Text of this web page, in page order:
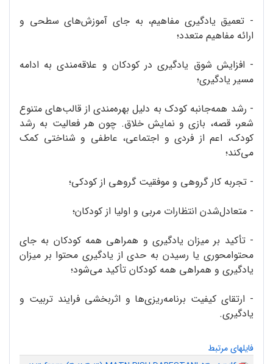
- تعمیق یادگیری مفاهیم، به جای آموزش‌های سطحی و
ارائه مفاهیم متعدد؛
- افزایش شوق یادگیری در کودکان و علاقه‌مندی به ادامه
مسیر یادگیری؛
- رشد همه‌جانبه کودک به دلیل بهره‌مندی از قالب‌های متنوع
شعر، قصه، بازی و نمایش خلاق. چون هر فعالیت‌ به رشد
کودک، اعم از فردی و اجتماعی، عاطفی و‌ شناختی کمک
می‌کند؛
- تجربه کار گروهی و موفقیت گروهی از کودکی؛
- متعادل‌شدن انتظارات مربی و اولیا از کودکان؛
- تأکید بر میزان یادگیری و همراهی همه کودکان به جای
محتوامحوری یا رسیدن به حدی از یادگیری محتوا بر میزان
یادگیری و همراهی همه کودکان تأکید می‌شود؛
- ارتقای کیفیت برنامه‌ریزی‌ها و اثربخشی فرایند تربیت و
یادگیری.
فایلهای مرتبط